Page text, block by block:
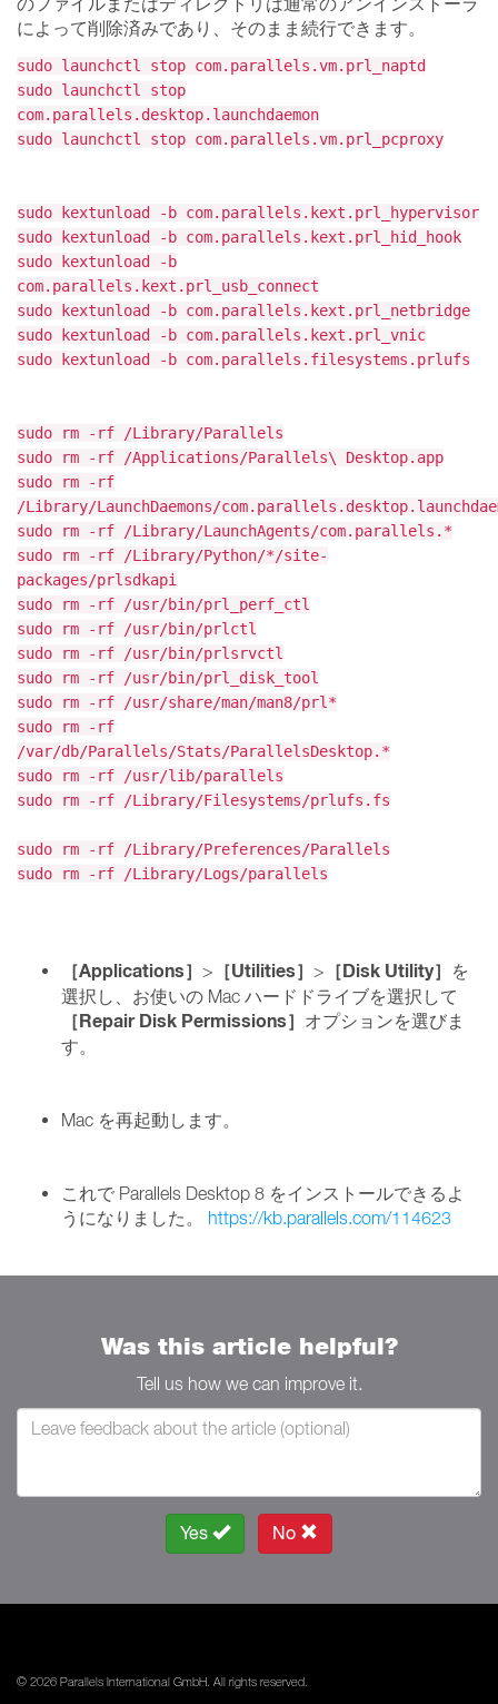
によって削除済みであり、そのまま続行できます。
sudo launchctl stop com.parallels.vm.prl_naptd
sudo launchctl stop
com.parallels.desktop.launchdaemon
sudo launchctl stop com.parallels.vm.prl_pcproxy
sudo kextunload -b com.parallels.kext.prl_hypervisor
sudo kextunload -b com.parallels.kext.prl_hid_hook
sudo kextunload -b
com.parallels.kext.prl_usb_connect
sudo kextunload -b com.parallels.kext.prl_netbridge
sudo kextunload -b com.parallels.kext.prl_vnic
sudo kextunload -b com.parallels.filesystems.prlufs
sudo rm -rf /Library/Parallels
sudo rm -rf /Applications/Parallels\ Desktop.app
sudo rm -rf
/Library/LaunchDaemons/
sudo rm -rf /Library/LaunchAgents/com.parallels.*
sudo rm -rf /Library/Python/*/site-
packages/prlsdkapi
sudo rm -rf /usr/bin/prl_perf_ctl
sudo rm -rf /usr/bin/prlctl
sudo rm -rf /usr/bin/prlsrvctl
sudo rm -rf /usr/bin/prl_disk_tool
sudo rm -rf /usr/share/man/man8/prl*
sudo rm -rf
/var/db/Parallels/Stats/ParallelsDesktop.*
sudo rm -rf /usr/lib/parallels
sudo rm -rf /Library/Filesystems/prlufs.fs
sudo rm -rf /Library/Preferences/Parallels
sudo rm -rf /Library/Logs/parallels
［Applications］ > ［Utilities］ > ［Disk Utility］
を
選択し、お使いの Mac ハードドライブを選択して
［Repair Disk Permissions］
オプションを選びま
す。
Mac を再起動します。
これで Parallels Desktop 8 をインストールできるよ
うになりました。 https://kb.parallels.com/114623
Was this article helpful?
Tell us how we can improve it.
Yes No
© 2026 Parallels International GmbH. All rights reserved.